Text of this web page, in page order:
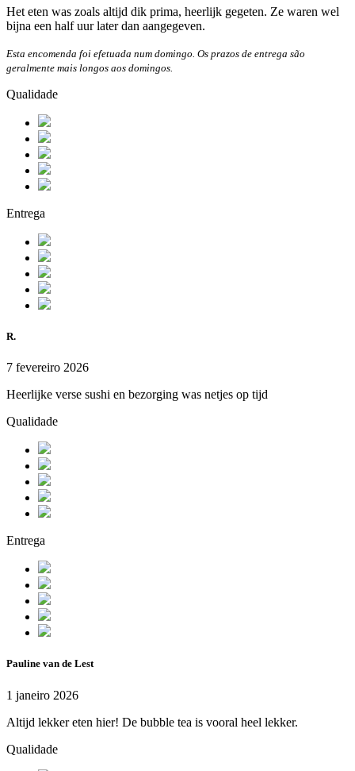
Het eten was zoals altijd dik prima, heerlijk gegeten. Ze waren wel
bijna een half uur later dan aangegeven.
Esta encomenda foi efetuada num domingo. Os prazos de entrega são
geralmente mais longos aos domingos.
Qualidade
Entrega
R.
7 fevereiro 2026
Heerlijke verse sushi en bezorging was netjes op tijd
Qualidade
Entrega
Pauline van de Lest
1 janeiro 2026
Altijd lekker eten hier! De bubble tea is vooral heel lekker.
Qualidade